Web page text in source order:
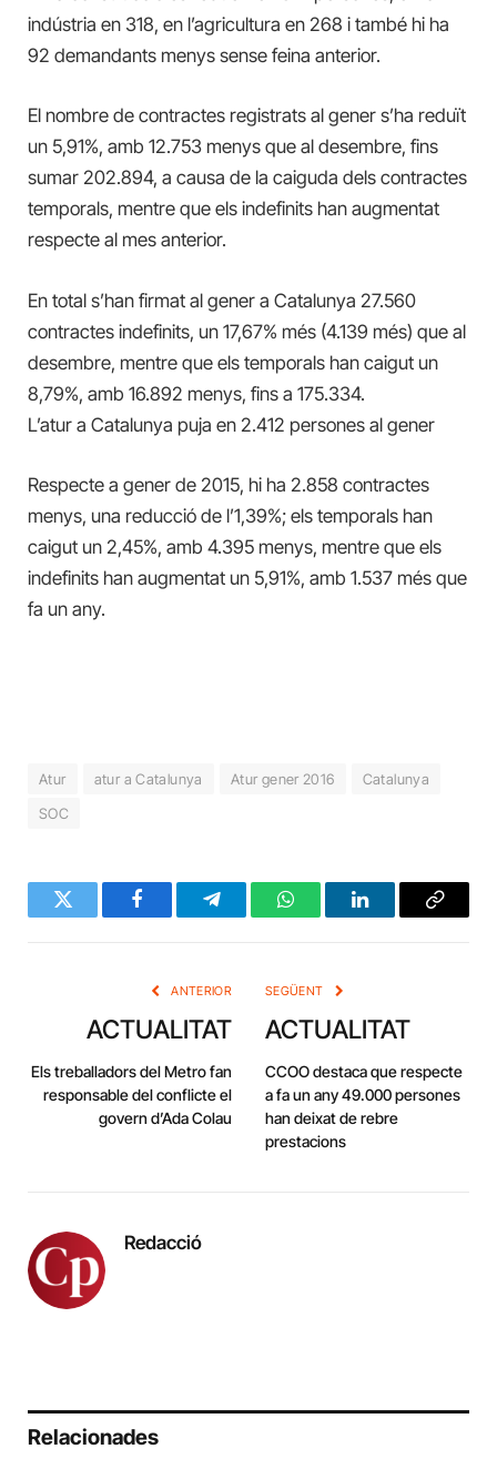
indústria en 318, en l’agricultura en 268 i també hi ha
92 demandants menys sense feina anterior.
El nombre de contractes registrats al gener s’ha reduït
un 5,91%, amb 12.753 menys que al desembre, fins
sumar 202.894, a causa de la caiguda dels contractes
temporals, mentre que els indefinits han augmentat
respecte al mes anterior.
En total s’han firmat al gener a Catalunya 27.560
contractes indefinits, un 17,67% més (4.139 més) que al
desembre, mentre que els temporals han caigut un
8,79%, amb 16.892 menys, fins a 175.334.
L’atur a Catalunya puja en 2.412 persones al gener
Respecte a gener de 2015, hi ha 2.858 contractes
menys, una reducció de l’1,39%; els temporals han
caigut un 2,45%, amb 4.395 menys, mentre que els
indefinits han augmentat un 5,91%, amb 1.537 més que
fa un any.
Atur atur a Catalunya Atur gener 2016
Catalunya
SOC
Twitter FacebookTelegramWhatsAppLinkedInCopy
ANTERIOR
ACTUALITAT
Els treballadors del Metro fan
responsable del conflicte el
govern d’Ada Colau
SEGÜENT
ACTUALITAT
CCOO destaca que respecte
a fa un any 49.000 persones
han deixat de rebre
prestacions
Redacció
Relacionades